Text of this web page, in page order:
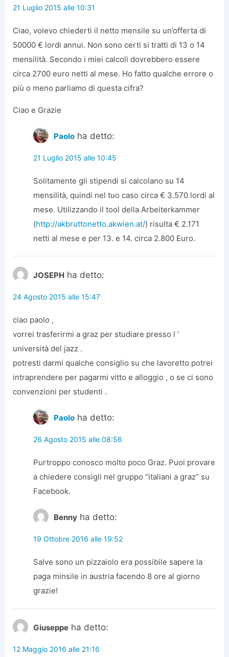
21 Luglio 2015 alle 10:31
Ciao, volevo chiederti il netto mensile su un’offerta di
50000 € lordi annui. Non sono certi si tratti di 13 o 14
mensilità. Secondo i miei calcoli dovrebbero essere
circa 2700 euro netti al mese. Ho fatto qualche errore o
più o meno parliamo di questa cifra?
Ciao e Grazie
Paolo ha detto:
21 Luglio 2015 alle 10:45
Solitamente gli stipendi si calcolano su 14
mensilità, quindi nel tuo caso circa € 3.570 lordi al
mese. Utilizzando il tool della Arbeiterkammer
(http://akbruttonetto.akwien.at/) risulta € 2.171
netti al mese e per 13. e 14. circa 2.800 Euro.
JOSEPH ha detto:
24 Agosto 2015 alle 15:47
ciao paolo ,
vorrei trasferirmi a graz per studiare presso l ‘
università del jazz .
potresti darmi qualche consiglio su che lavoretto potrei
intraprendere per pagarmi vitto e alloggio , o se ci sono
convenzioni per studenti .
Paolo ha detto:
26 Agosto 2015 alle 08:56
Purtroppo conosco molto poco Graz. Puoi provare
a chiedere consigli nel gruppo “italiani a graz” su
Facebook.
Benny ha detto:
19 Ottobre 2016 alle 19:52
Salve sono un pizzaiolo era possibile sapere la
paga minsile in austria facendo 8 ore al giorno
grazie!
Giuseppe ha detto:
12 Maggio 2016 alle 21:16